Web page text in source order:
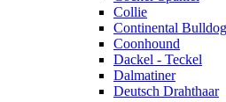
Collie
Continental Bulldog
Coonhound
Dackel - Teckel
Dalmatiner
Deutsch Drahthaar